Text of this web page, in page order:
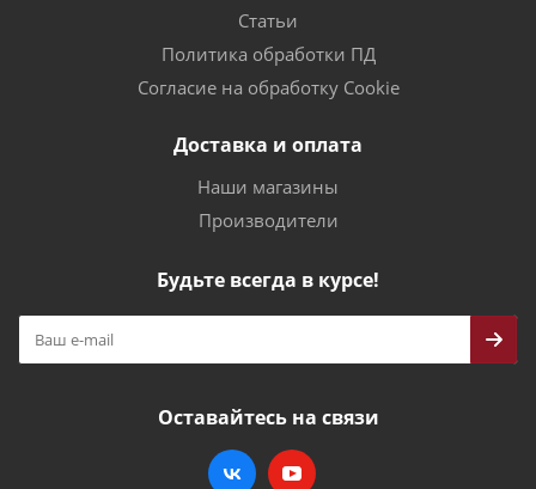
Статьи
Политика обработки ПД
Согласие на обработку Cookie
Доставка и оплата
Наши магазины
Производители
Будьте всегда в курсе!
Оставайтесь на связи